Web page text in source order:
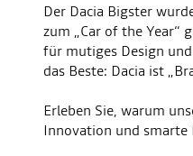
Der Dacia Bigster
zum „Car of the Year“
für mutiges Design
das Beste: Dacia ist
Erleben Sie, warum
Innovation und